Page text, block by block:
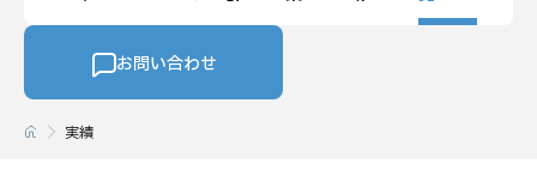
お問い合わせ
実績